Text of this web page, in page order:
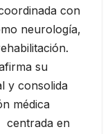
con
neurología,
su
y consolida
médica
centrada en